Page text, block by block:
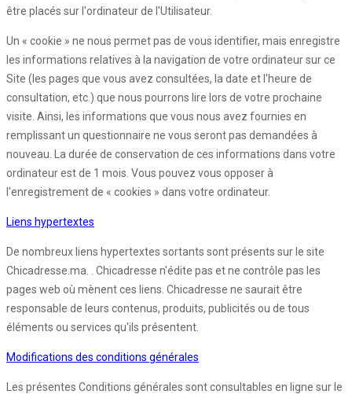
être placés sur l'ordinateur de l'Utilisateur.
Un « cookie » ne nous permet pas de vous identifier, mais enregistre
les informations relatives à la navigation de votre ordinateur sur ce
Site (les pages que vous avez consultées, la date et l'heure de
consultation, etc.) que nous pourrons lire lors de votre prochaine
visite. Ainsi, les informations que vous nous avez fournies en
remplissant un questionnaire ne vous seront pas demandées à
nouveau. La durée de conservation de ces informations dans votre
ordinateur est de 1 mois. Vous pouvez vous opposer à
l'enregistrement de « cookies » dans votre ordinateur.
Liens hypertextes
De nombreux liens hypertextes sortants sont présents sur le site
Chicadresse.ma. . Chicadresse n'édite pas et ne contrôle pas les
pages web où mènent ces liens. Chicadresse ne saurait être
responsable de leurs contenus, produits, publicités ou de tous
éléments ou services qu'ils présentent.
Modifications des conditions générales
Les présentes Conditions générales sont consultables en ligne sur le